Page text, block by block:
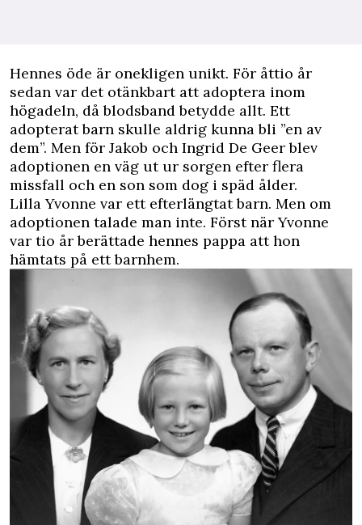
Hennes öde är onekligen unikt. För åttio år
sedan var det otänkbart att adoptera inom
högadeln, då blodsband betydde allt. Ett
adopterat barn skulle aldrig kunna bli ”en av
dem”. Men för Jakob och Ingrid De Geer blev
adoptionen en väg ut ur sorgen efter flera
missfall och en son som dog i späd ålder.
Lilla Yvonne var ett efterlängtat barn. Men om
adoptionen talade man inte. Först när Yvonne
var tio år berättade hennes pappa att hon
hämtats på ett barnhem.